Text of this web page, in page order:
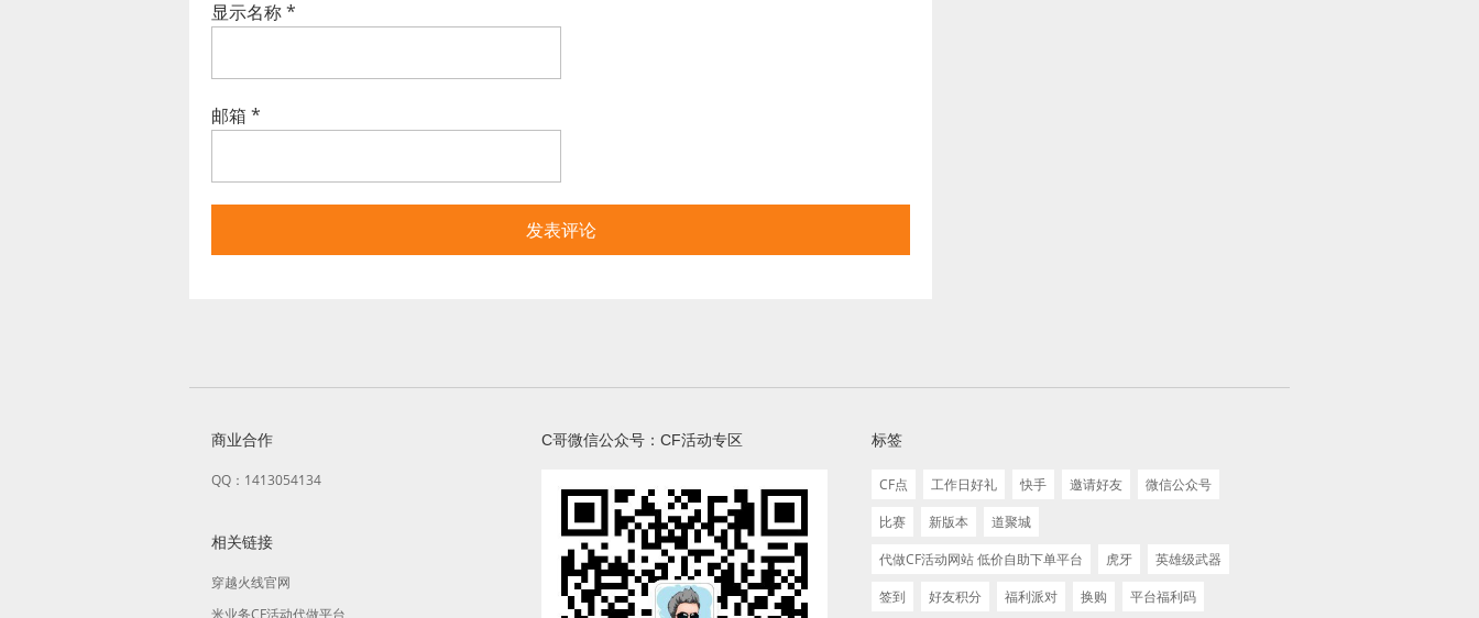
显示名称*
邮箱 *
商业合作
QQ：1413054134
相关链接
穿越火线官网
C哥微信公众号：CF活动专区 标签
CF点 工作日好礼 快手 邀请好友
微信公众号
比赛
新版本
道聚城
代做CF活动网站 低价自助下单平台
虎牙
英雄级武器
签到
好友积分 福利派对 换购 平台福利码